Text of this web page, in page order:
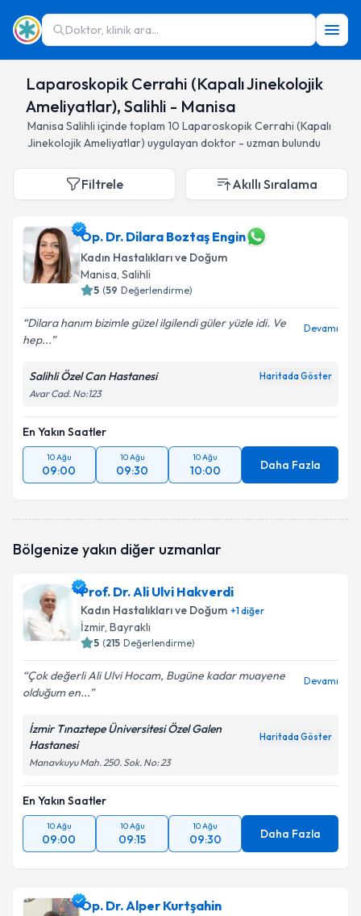
Doktor, klinik ara...
Laparoskopik Cerrahi (Kapalı Jinekolojik
Ameliyatlar), Salihli - Manisa
Manisa Salihli içinde toplam 10 Laparoskopik Cerrahi (Kapalı
Jinekolojik Ameliyatlar) uygulayan doktor - uzman bulundu
Filtrele Akıllı Sıralama
Op. Dr. Dilara Boztaş Engin
Kadın Hastalıkları ve Doğum
Manisa, Salihli
5 (59 Değerlendirme)
Dilara hanım bizimle güzel ilgilendi güler yüzle idi. Ve
hep...
Devamı
Salihli Özel Can Hastanesi Haritada Göster
Avar Cad. No:123
En Yakın Saatler
10 Ağu
09:00
10 Ağu
09:30
10 Ağu
10:00 Daha Fazla
Bölgenize yakın diğer uzmanlar
Prof. Dr. Ali Ulvi Hakverdi
Kadın Hastalıkları ve Doğum +1diğer
İzmir, Bayraklı
5 (215 Değerlendirme)
Çok değerli Ali Ulvi Hocam, Bugüne kadar muayene
olduğum en...
Devamı
İzmir Tınaztepe Üniversitesi Özel Galen
Hastanesi
Haritada Göster
Manavkuyu Mah. 250. Sok. No: 23
En Yakın Saatler
10 Ağu
09:00
10 Ağu
09:15
10 Ağu
09:30 Daha Fazla
Op. Dr. Alper Kurtşahin